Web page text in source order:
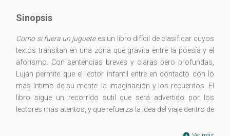
Sinopsis
Como si fuera un juguetees un libro difícil de clasificar cuyos
textos transitan en una zona que gravita entre la poesía y el
aforismo. Con sentencias breves y claras pero profundas,
Luján permite que el lector infantil entre en contacto con lo
más íntimo de su mente: la imaginación y los recuerdos. El
libro sigue un recorrido sutil que será advertido por los
lectores más atentos, y que refuerza la idea del viaje dentro de
de los niños, sino a su increíble capacidad para trascender